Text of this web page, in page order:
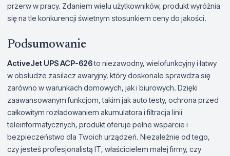
przerw w pracy. Zdaniem wielu użytkowników, produkt wyróżnia
się na tle konkurencji świetnym stosunkiem ceny do jakości.
Podsumowanie
ActiveJet UPS ACP-626to niezawodny, wielofunkcyjny i łatwy
w obsłudze zasilacz awaryjny, który doskonale sprawdza się
zarówno w warunkach domowych, jak i biurowych. Dzięki
zaawansowanym funkcjom, takim jak auto testy, ochrona przed
całkowitym rozładowaniem akumulatora i filtracja linii
teleinformatycznych, produkt oferuje pełne wsparcie i
bezpieczeństwo dla Twoich urządzeń. Niezależnie od tego,
czy jesteś profesjonalistą IT, właścicielem małej firmy, czy